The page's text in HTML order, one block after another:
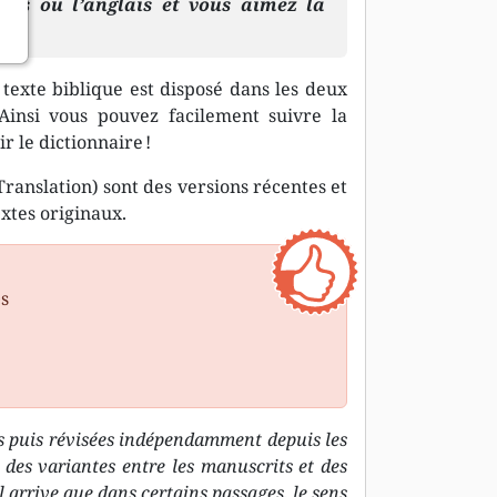
biblique est disposé dans les deux
vous pouvez facilement suivre la
le dictionnaire !
sont des versions récentes et
originaux.
révisées indépendamment depuis les
variantes entre les manuscrits et des
que dans certains passages, le sens